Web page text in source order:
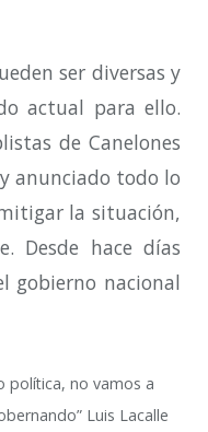
ser diversas y
actual para ello.
de Canelones
anunciado todo lo
la situación,
Desde hace días
gobierno nacional
política, no vamos a
Luis Lacalle